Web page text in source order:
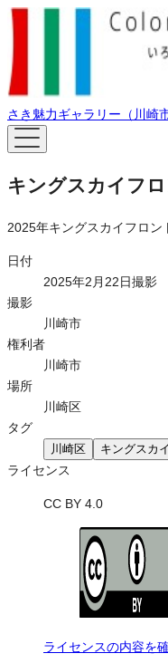
さき魅力ギャラリー（川崎市
キングスカイフ
2025年キングスカイフロン
日付
2025年2月22日撮影
撮影
川崎市
権利者
川崎市
場所
川崎区
タグ
川崎区 キングスカ
ライセンス
CC BY 4.0
ライセンスの内容を